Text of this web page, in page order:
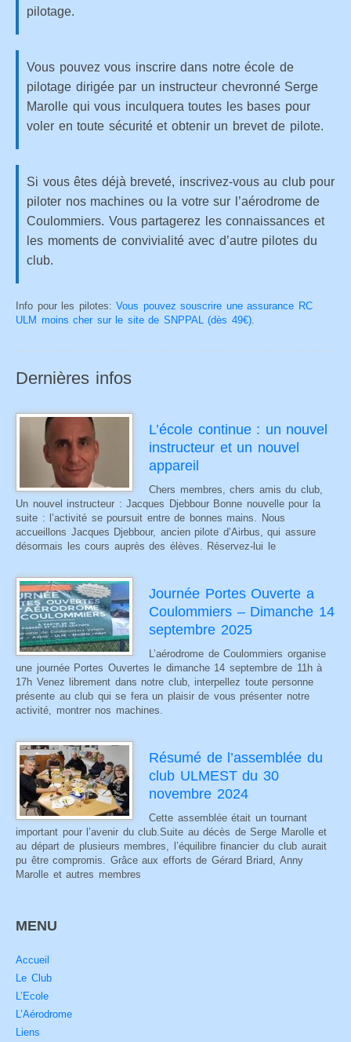
pilotage.
Vous pouvez vous inscrire dans notre école de
pilotage dirigée par un instructeur chevronné Serge
Marolle qui vous inculquera toutes les bases pour
voler en toute sécurité et obtenir un brevet de pilote.
Si vous êtes déjà breveté, inscrivez-vous au club pour
piloter nos machines ou la votre sur l’aérodrome de
Coulommiers. Vous partagerez les connaissances et
les moments de convivialité avec d’autre pilotes du
club.
Info pour les pilotes: Vous pouvez souscrire une assurance RC
ULM moins cher sur le site de SNPPAL (dès 49€).
Dernières infos
L’école continue : un nouvel
instructeur et un nouvel
appareil
Chers membres, chers amis du club,
Un nouvel instructeur : Jacques Djebbour Bonne nouvelle pour la
suite : l’activité se poursuit entre de bonnes mains. Nous
accueillons Jacques Djebbour, ancien pilote d’Airbus, qui assure
désormais les cours auprès des élèves. Réservez-lui le
Journée Portes Ouverte a
Coulommiers – Dimanche 14
septembre 2025
L’aérodrome de Coulommiers organise
une journée Portes Ouvertes le dimanche 14 septembre de 11h à
17h Venez librement dans notre club, interpellez toute personne
présente au club qui se fera un plaisir de vous présenter notre
activité, montrer nos machines.
Résumé de l’assemblée du
club ULMEST du 30
novembre 2024
Cette assemblée était un tournant
important pour l’avenir du club.Suite au décès de Serge Marolle et
au départ de plusieurs membres, l’équilibre financier du club aurait
pu être compromis. Grâce aux efforts de Gérard Briard, Anny
Marolle et autres membres
MENU
Accueil
Le Club
L’Ecole
L’Aérodrome
Liens